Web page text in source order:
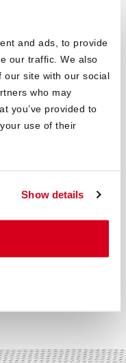
and ads, to provide
our traffic. We also
our site with our social
who may
you’ve provided to
use of their
Show details
chaque
est composé
manière ciblée